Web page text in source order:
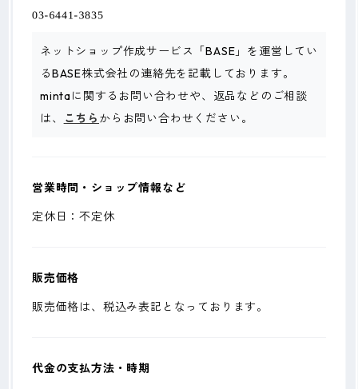
ネットショップ作成サービス「BASE」を運営してい
るBASE株式会社の連絡先を記載しております。
mintaに関するお問い合わせや、返品などのご相談
は、
こちら からお問い合わせください。
営業時間・ショップ情報など
定休日：不定休
販売価格
販売価格は、税込み表記となっております。
代金の支払方法・時期